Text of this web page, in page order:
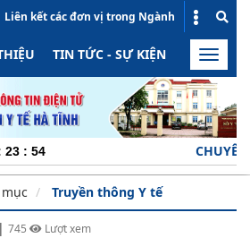
Liên kết các đơn vị trong Ngành
TIN TỨC - SỰ KIỆN HOẠT
Toggle
23 : 55 CHUYÊN
Truyền thông Y tế
| 745
Lượt xem